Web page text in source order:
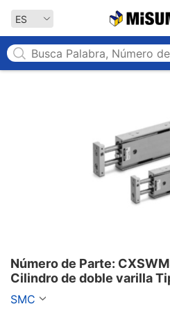
ES
Número de Parte:
Cilindro de doble varilla
Serie CXSW
SMC